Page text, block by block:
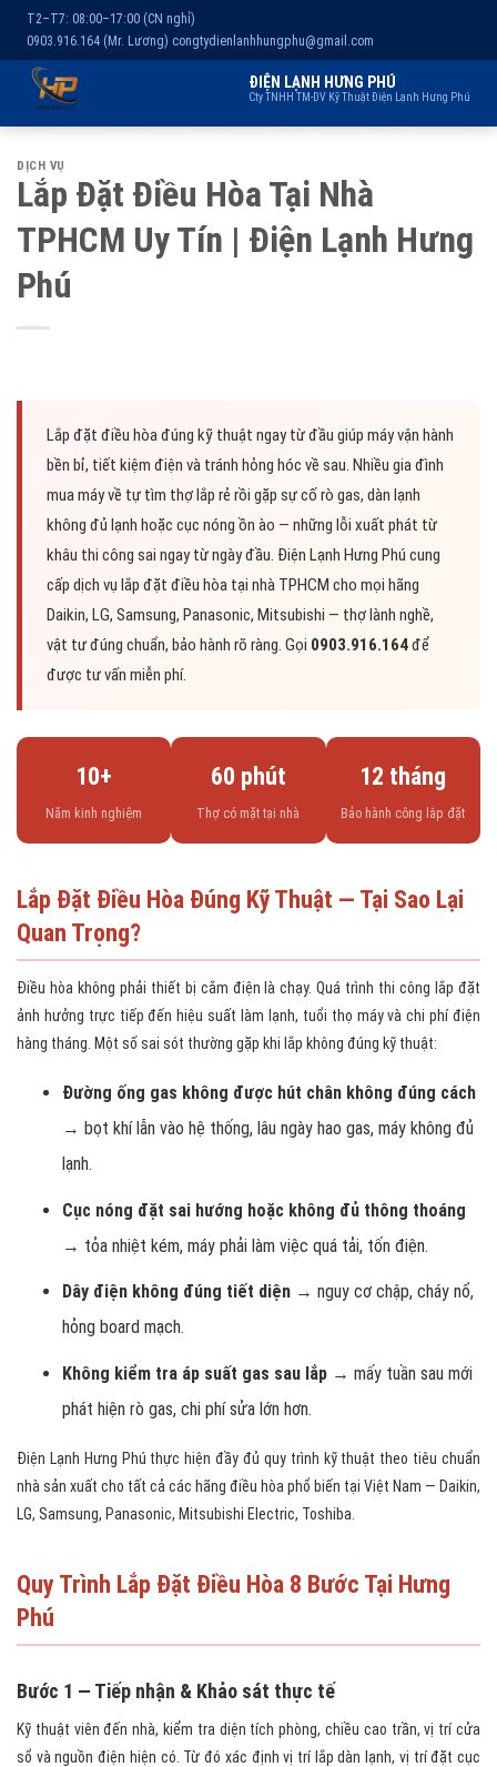
T2–T7: 08:00–17:00 (CN nghỉ)
0903.916.164 (Mr. Lương) congtydienlanhhungphu@gmail.com
ĐIỆN LẠNH HƯNG PHÚ
Cty TNHH TM-DV Kỹ Thuật Điện Lạnh Hưng Phú
đến
dung
DỊCH VỤ
Lắp Đặt Điều Hòa Tại Nhà
TPHCM Uy Tín | Điện Lạnh Hưng
Phú
Lắp đặt điều hòa đúng kỹ thuật ngay từ đầu giúp máy vận hành
bền bỉ, tiết kiệm điện và tránh hỏng hóc về sau. Nhiều gia đình
mua máy về tự tìm thợ lắp rẻ rồi gặp sự cố rò gas, dàn lạnh
không đủ lạnh hoặc cục nóng ồn ào — những lỗi xuất phát từ
khâu thi công sai ngay từ ngày đầu. Điện Lạnh Hưng Phú cung
cấp dịch vụ lắp đặt điều hòa tại nhà TPHCM cho mọi hãng
Daikin, LG, Samsung, Panasonic, Mitsubishi — thợ lành nghề,
vật tư đúng chuẩn, bảo hành rõ ràng. Gọi 0903.916.164để
được tư vấn miễn phí.
10+
Năm kinh nghiệm
60 phút
Thợ có mặt tại nhà
12 tháng
Bảo hành công lắp đặt
Lắp Đặt Điều Hòa Đúng Kỹ Thuật — Tại Sao Lại
Quan Trọng?
Điều hòa không phải thiết bị cắm điện là chạy. Quá trình thi công lắp đặt
ảnh hưởng trực tiếp đến hiệu suất làm lạnh, tuổi thọ máy và chi phí điện
hàng tháng. Một số sai sót thường gặp khi lắp không đúng kỹ thuật:
Đường ống gas không được hút chân không đúng cách
→ bọt khí lẫn vào hệ thống, lâu ngày hao gas, máy không đủ
lạnh.
Cục nóng đặt sai hướng hoặc không đủ thông thoáng
→ tỏa nhiệt kém, máy phải làm việc quá tải, tốn điện.
Dây điện không đúng tiết diện→ nguy cơ chập, cháy nổ,
hỏng board mạch.
Không kiểm tra áp suất gas sau lắp→ mấy tuần sau mới
phát hiện rò gas, chi phí sửa lớn hơn.
Điện Lạnh Hưng Phú thực hiện đầy đủ quy trình kỹ thuật theo tiêu chuẩn
nhà sản xuất cho tất cả các hãng điều hòa phổ biến tại Việt Nam — Daikin,
LG, Samsung, Panasonic, Mitsubishi Electric, Toshiba.
Quy Trình Lắp Đặt Điều Hòa 8 Bước Tại Hưng
Phú
Bước 1 — Tiếp nhận & Khảo sát thực tế
Kỹ thuật viên đến nhà, kiểm tra diện tích phòng, chiều cao trần, vị trí cửa
sổ và nguồn điện hiện có. Từ đó xác định vị trí lắp dàn lạnh, vị trí đặt cục